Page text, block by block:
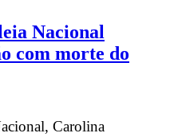
Nacional
com morte do
Carolina